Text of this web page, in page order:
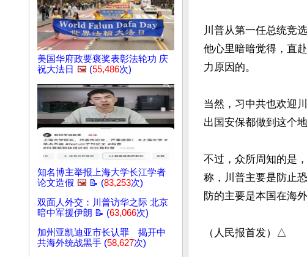
美国华府政要褒奖表彰法轮功 庆
祝大法日 🖼️ (55,486次)
知名博主举报上海大学长江学者
论文造假 🖼️ 📝 (83,253次)
双面人外交：川普访华之际 北京
暗中军援伊朗 📝 (63,066次)
加州亚凯迪亚市长认罪 揭开中
共海外统战黑手 (58,627次)
川普从第一任总统竞
他心里暗暗觉得，直
力原因的。
当然，习中共也欢迎
出国安保都做到这个
不过，众所周知的是
称，川普主要是防止
防的主要是本国在海
（人民报首发）△